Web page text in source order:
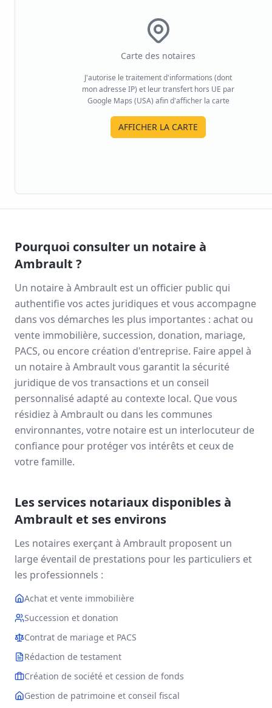
Carte des notaires
J'autorise le traitement d'informations (dont
mon adresse IP) et leur transfert hors UE par
Google Maps (USA) afin d'afficher la carte
AFFICHER LA CARTE
Pourquoi consulter un notaire à
Ambrault ?
Un notaire à Ambrault est un officier public qui
authentifie vos actes juridiques et vous accompagne
dans vos démarches les plus importantes : achat ou
vente immobilière, succession, donation, mariage,
PACS, ou encore création d'entreprise. Faire appel à
un notaire à Ambraultvous garantit la sécurité
juridique de vos transactions et un conseil
personnalisé adapté au contexte local. Que vous
résidiez à Ambrault ou dans les communes
environnantes, votre notaire est un interlocuteur de
confiance pour protéger vos intérêts et ceux de
votre famille.
Les services notariaux disponibles à
Ambrault et ses environs
Les notaires exerçant à Ambrault proposent un
large éventail de prestations pour les particuliers et
les professionnels :
Achat et vente immobilière
Succession et donation
Contrat de mariage et PACS
Rédaction de testament
Création de société et cession de fonds
Gestion de patrimoine et conseil fiscal